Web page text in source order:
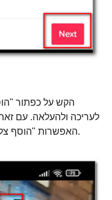
הקש על כפתור
לעריכה ולהעלאה. עם
האפשרות "הוסף צליל", אתה יכול לבחור את הצליל הרצוי.